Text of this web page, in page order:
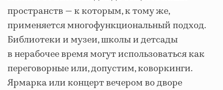
пространств — к которым, к тому же,
применяется многофункциональный подход.
Библиотеки и музеи, школы и детсады
в нерабочее время могут использоваться как
переговорные или, допустим, коворкинги.
Ярмарка или концерт вечером во дворе